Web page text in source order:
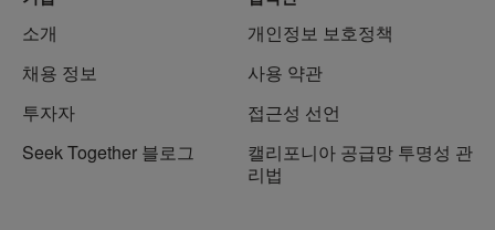
소개
채용 정보
투자자
Seek Together 블로그
개인정보 보호정책
사용 약관
접근성 선언
캘리포니아 공급망 투명성 관
리법